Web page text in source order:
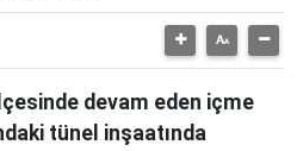
devam eden içme
tünel inşaatında